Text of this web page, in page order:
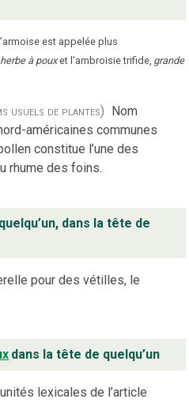
est appelée plus
à pouxet l’ambroisie trifide, grande
usuels de plantes) Nom
américaines communes
constitue l’une des
rhume des foins.
dans la tête de
pour des vétilles, le
dans la tête de quelqu’un
lexicales de l’article